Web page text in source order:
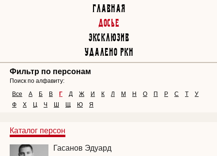
Главная
Досье
Эксклюзив
Удалено РКН
Фильтр по персонам
Поиск по алфавиту:
Все
А Б В Г Д Ж И К Л М Н О П Р С Т
У
Ф
Х Ц Ч Ш Щ Ю Я
Каталог персон
Гасанов Эдуард